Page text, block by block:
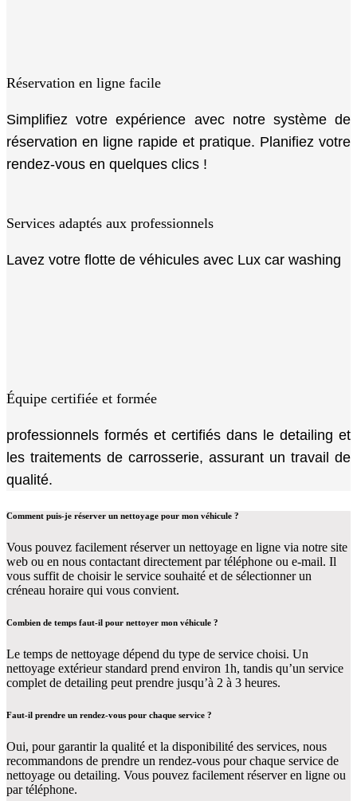
Réservation en ligne facile
Simplifiez votre expérience avec notre système de
réservation en ligne rapide et pratique. Planifiez votre
rendez-vous en quelques clics !
Services adaptés aux professionnels
Lavez votre flotte de véhicules avec Lux car washing
Équipe certifiée et formée
professionnels formés et certifiés dans le detailing et
les traitements de carrosserie, assurant un travail de
qualité.
Comment puis-je réserver un nettoyage pour mon véhicule ?
Vous pouvez facilement réserver un nettoyage en ligne via notre site
web ou en nous contactant directement par téléphone ou e-mail. Il
vous suffit de choisir le service souhaité et de sélectionner un
créneau horaire qui vous convient.
Combien de temps faut-il pour nettoyer mon véhicule ?
Le temps de nettoyage dépend du type de service choisi. Un
nettoyage extérieur standard prend environ 1h, tandis qu’un service
complet de detailing peut prendre jusqu’à 2 à 3 heures.
Faut-il prendre un rendez-vous pour chaque service ?
Oui, pour garantir la qualité et la disponibilité des services, nous
recommandons de prendre un rendez-vous pour chaque service de
nettoyage ou detailing. Vous pouvez facilement réserver en ligne ou
par téléphone.